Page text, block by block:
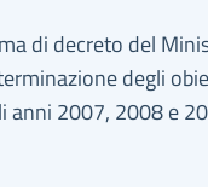
di decreto del
degli
anni 2007, 2008 e